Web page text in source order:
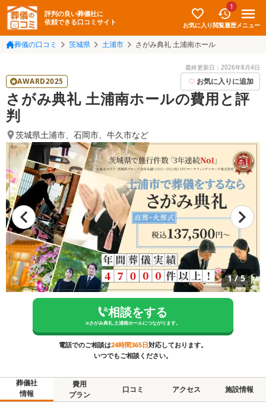
評判の良い葬儀社に
依頼できる口コミサイト
お気に入り
1
閲覧履歴メニュー
葬儀の口コミ 茨城県 土浦市 さがみ典礼 土浦南ホール
最終更新日： 2026年8月4日
AWARD2025 お気に入りに追加
さがみ典礼 土浦南ホールの費用と評
判
茨城県土浦市、 石岡市、 牛久市など
1/5
相談をする
※さがみ典礼 土浦南ホールにつながります。
電話でのご相談は24時間365日対応しております。
いつでもご相談ください。
葬儀社
情報
費用
プラン
口コミ アクセス 施設情報